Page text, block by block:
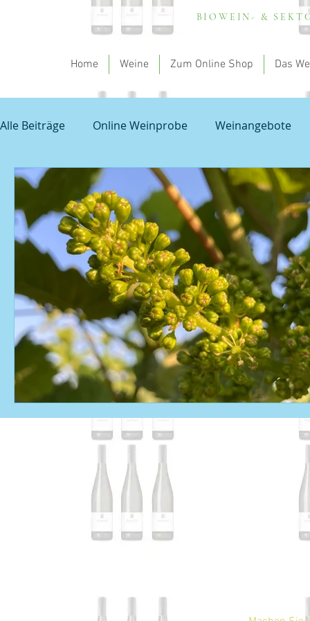
BIOWEIN- &
Home Weine Zum Online Shop Das
Alle Beiträge Online Weinprobe Weinangebote
Spargel und Wein Empfehlung - my theodorus
Unbenannte Kategorie Grauburgunder
Veranstaltungen Sauvignon Blanc